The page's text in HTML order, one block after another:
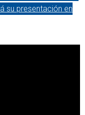
su presentación en